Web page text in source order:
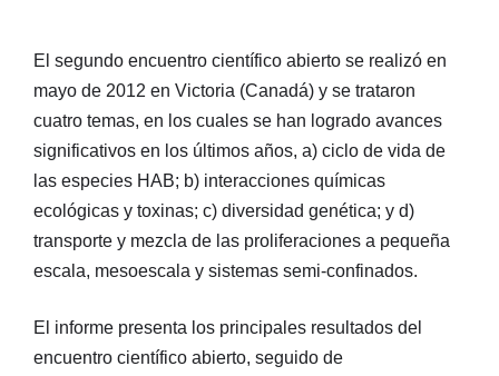
El segundo encuentro científico abierto se realizó en
mayo de 2012 en Victoria (Canadá) y se trataron
cuatro temas, en los cuales se han logrado avances
significativos en los últimos años, a) ciclo de vida de
las especies HAB; b) interacciones químicas
ecológicas y toxinas; c) diversidad genética; y d)
transporte y mezcla de las proliferaciones a pequeña
escala, mesoescala y sistemas semi-confinados.
El informe presenta los principales resultados del
encuentro científico abierto, seguido de